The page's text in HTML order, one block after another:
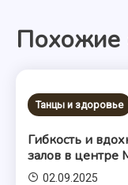
записям
Похожие
Танцы и здоровье
Гибкость и
залов в центре
02.09.2025